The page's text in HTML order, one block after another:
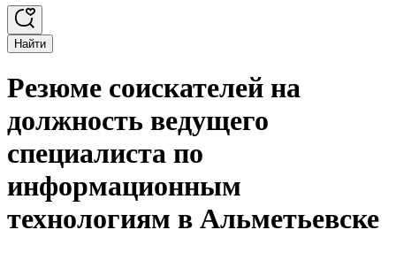
Найти
Резюме соискателей на
должность ведущего
специалиста по
информационным
технологиям в Альметьевске